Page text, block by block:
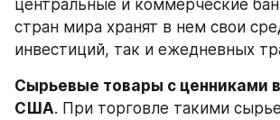
центральные и коммерческие
стран мира хранят в нем свои
инвестиций, так и ежедневных
Сырьевые товары с ценниками
США. При торговле такими